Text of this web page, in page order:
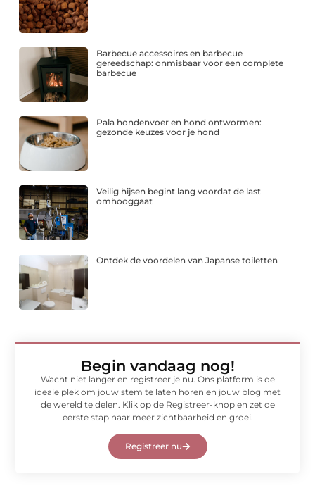
Barbecue accessoires en barbecue
gereedschap: onmisbaar voor een complete
barbecue
Pala hondenvoer en hond ontwormen:
gezonde keuzes voor je hond
Veilig hijsen begint lang voordat de last
omhooggaat
Ontdek de voordelen van Japanse toiletten
Begin vandaag nog!
Wacht niet langer en registreer je nu. Ons platform is de
ideale plek om jouw stem te laten horen en jouw blog met
de wereld te delen. Klik op de Registreer-knop en zet de
eerste stap naar meer zichtbaarheid en groei.
Registreer nu